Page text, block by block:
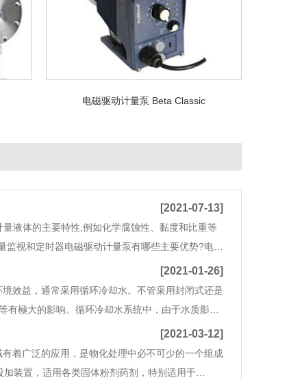
电磁驱动计量泵 Beta Classic
[2021-07-13]
液体的主要特性,例如化学腐蚀性、黏度和比重等
视和定时器电磁驱动计量泵有哪些主要优势?电磁
计量泵非常适合于低流量、低压力工作场合,并且
[2021-01-26]
效益，通常采用循环冷却水。不管采用封闭式还是
有極大的影响。循环冷却水系统中，由于水质影
小的泥沙、尘土、藻类细菌、不溶性盐类物质等
[2021-03-12]
着广泛的应用，是物化处理中必不可少的一个组成
装置，适用各类固体粉剂药剂，特别适用于